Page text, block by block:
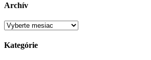
Archív
Archív
Kategórie